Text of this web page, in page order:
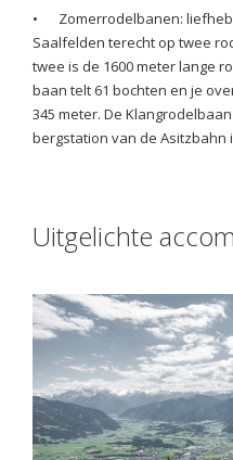
•
Zomerrodelbanen:
Saalfelden terecht op twee
twee is de 1600 meter lange
baan telt 61 bochten en je
345 meter. De
bergstation van de Asitzbahn
Uitgelichte